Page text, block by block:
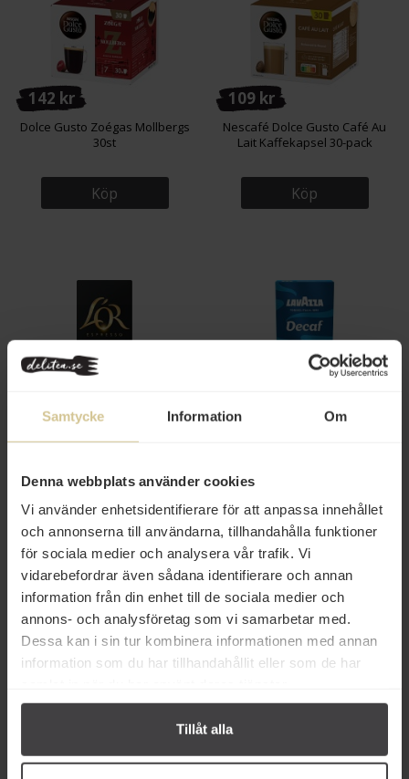
Samtycke Information Om
Denna webbplats använder cookies
Vi använder enhetsidentifierare för att anpassa innehållet
och annonserna till användarna, tillhandahålla funktioner
för sociala medier och analysera vår trafik. Vi
vidarebefordrar även sådana identifierare och annan
information från din enhet till de sociala medier och
annons- och analysföretag som vi samarbetar med.
Dessa kan i sin tur kombinera informationen med annan
information som du har tillhandahållit eller som de har
Tillåt alla
142 kr
Dolce Gusto Zoégas Mollbergs
30st
Köp
109 kr
Nescafé Dolce Gusto Café Au
Lait Kaffekapsel 30-pack
Köp
L’OR Kaffekapsel Espresso
Supremo 10 10st
Köp
Lavazza Espresso Decaffeinato
Lavazza Ristretto Kaffekapslar